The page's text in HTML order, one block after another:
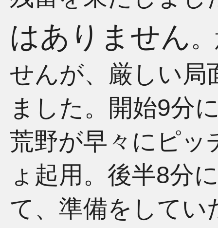
はありません
せんが、厳しい局
ました。開始9分
荒野が早々にピッ
ょ起用。後半8分
て、準備をしてい